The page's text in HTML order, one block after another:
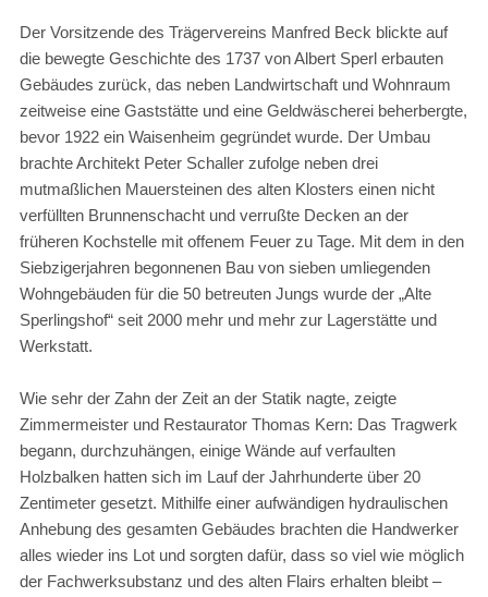
Der Vorsitzende des Trägervereins Manfred Beck blickte auf
die bewegte Geschichte des 1737 von Albert Sperl erbauten
Gebäudes zurück, das neben Landwirtschaft und Wohnraum
zeitweise eine Gaststätte und eine Geldwäscherei beherbergte,
bevor 1922 ein Waisenheim gegründet wurde. Der Umbau
brachte Architekt Peter Schaller zufolge neben drei
mutmaßlichen Mauersteinen des alten Klosters einen nicht
verfüllten Brunnenschacht und verrußte Decken an der
früheren Kochstelle mit offenem Feuer zu Tage. Mit dem in den
Siebzigerjahren begonnenen Bau von sieben umliegenden
Wohngebäuden für die 50 betreuten Jungs wurde der „Alte
Sperlingshof“ seit 2000 mehr und mehr zur Lagerstätte und
Werkstatt.
Wie sehr der Zahn der Zeit an der Statik nagte, zeigte
Zimmermeister und Restaurator Thomas Kern: Das Tragwerk
begann, durchzuhängen, einige Wände auf verfaulten
Holzbalken hatten sich im Lauf der Jahrhunderte über 20
Zentimeter gesetzt. Mithilfe einer aufwändigen hydraulischen
Anhebung des gesamten Gebäudes brachten die Handwerker
alles wieder ins Lot und sorgten dafür, dass so viel wie möglich
der Fachwerksubstanz und des alten Flairs erhalten bleibt –